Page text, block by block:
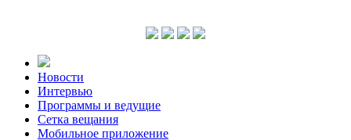
Новости
Интервью
Программы и ведущие
Сетка вещания
Мобильное приложение